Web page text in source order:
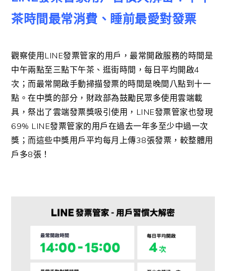
茶時間最常消費、睡前最愛對發票
觀察使用LINE發票管家的用戶，最常開啟服務的時間是
中午兩點至三點下午茶、逛街時間，每日平均開啟4
次；而最常開啟手動掃描發票的時間是晚間八點到十一
點。在中獎的部分，財政部為鼓勵民眾多使用雲端載
具，祭出了雲端發票獎吸引使用，LINE發票管家也發現
69% LINE發票管家的用戶在過去一年多至少中過一次
獎；而這些中獎用戶平均每月上傳38張發票，較整體用
戶多8張！